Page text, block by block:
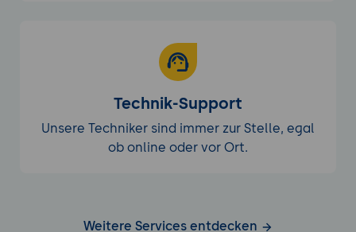
Technik-Support
Unsere Techniker sind immer zur Stelle, egal
ob online oder vor Ort.
Weitere Services entdecken